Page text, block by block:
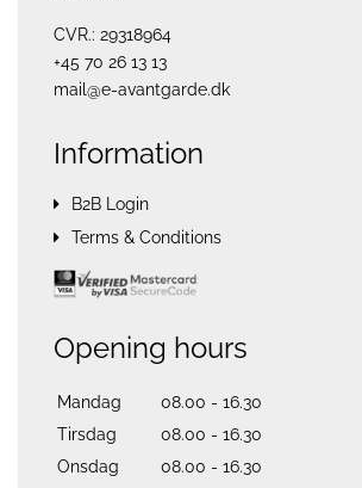
CVR.: 29318964
+45 70 26 13 13
mail@e-avantgarde.dk
Information
B2B Login
Terms & Conditions
Opening hours
Mandag
08.00 - 16.30
Tirsdag
08.00 - 16.30
Onsdag
08.00 - 16.30